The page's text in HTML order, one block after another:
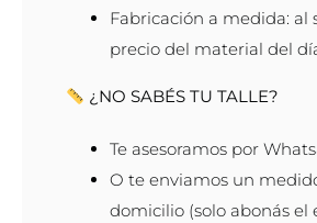
Fabricación a medida: al
precio del material del
¿NO SABÉS TU TALLE?
Te asesoramos por
O te enviamos un
domicilio (solo abonás el